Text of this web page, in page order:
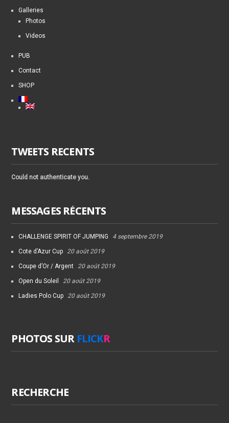
Galleries
Photos
Videos
PUB
Contact
SHOP
TWEETS RECENTS
Could not authenticate you.
MESSAGES RÉCENTS
CHALLENGE SPIRIT OF JUMPING 4 septembre 2019
Cote d’Azur Cup 20 août 2019
Coupe d’Or / Argent 20 août 2019
Open du Soleil 20 août 2019
Ladies Polo Cup 20 août 2019
PHOTOS SUR FLICKR
RECHERCHE